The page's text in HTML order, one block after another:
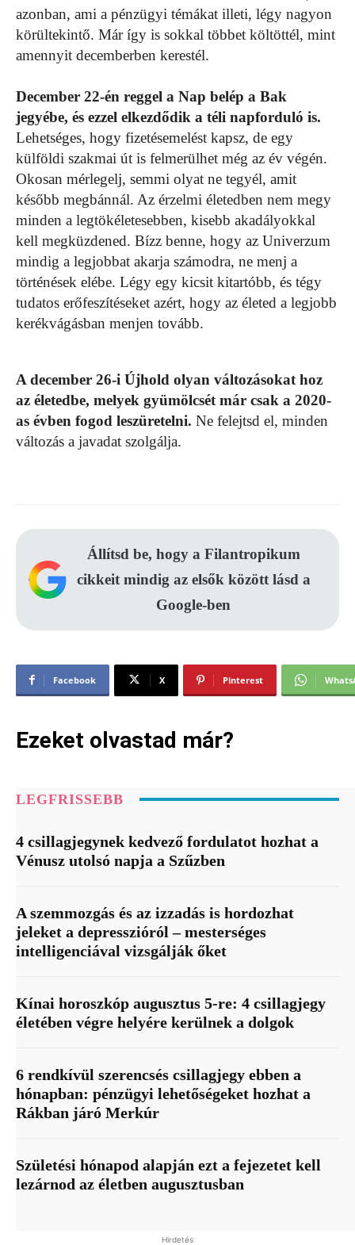
azonban, ami a pénzügyi témákat illeti, légy nagyon
körültekintő. Már így is sokkal többet költöttél, mint
amennyit decemberben kerestél.
December 22-én reggel a Nap belép a Bak
jegyébe, és ezzel elkezdődik a téli napforduló is.
Lehetséges, hogy fizetésemelést kapsz, de egy
külföldi szakmai út is felmerülhet még az év végén.
Okosan mérlegelj, semmi olyat ne tegyél, amit
később megbánnál. Az érzelmi életedben nem megy
minden a legtökéletesebben, kisebb akadályokkal
kell megküzdened. Bízz benne, hogy az Univerzum
mindig a legjobbat akarja számodra, ne menj a
történések elébe. Légy egy kicsit kitartóbb, és tégy
tudatos erőfeszítéseket azért, hogy az életed a legjobb
kerékvágásban menjen tovább.
A december 26-i Újhold olyan változásokat hoz
az életedbe, melyek gyümölcsét már csak a 2020-
as évben fogod leszüretelni. Ne felejtsd el, minden
változás a javadat szolgálja.
Állítsd be, hogy a Filantropikum
cikkeit mindig az elsők között lásd a
Google-ben
Facebook X Pinterest
Ezeket olvastad már?
LEGFRISSEBB
4 csillagjegynek kedvező fordulatot hozhat a
Vénusz utolsó napja a Szűzben
A szemmozgás és az izzadás is hordozhat
jeleket a depresszióról – mesterséges
intelligenciával vizsgálják őket
Kínai horoszkóp augusztus 5-re: 4 csillagjegy
életében végre helyére kerülnek a dolgok
6 rendkívül szerencsés csillagjegy ebben a
hónapban: pénzügyi lehetőségeket hozhat a
Rákban járó Merkúr
Születési hónapod alapján ezt a fejezetet kell
lezárnod az életben augusztusban
Hirdetés